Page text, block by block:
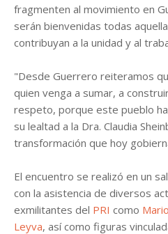
fragmenten al movimiento en
serán bienvenidas todas
contribuyan a la unidad y al
"Desde Guerrero reiteramos
quien venga a sumar, a
respeto, porque este pueblo
su lealtad a la Dra. Claudia
transformación que hoy
El encuentro se realizó en un
con la asistencia de diversos
exmilitantes del PRI como
Leyva, así como figuras